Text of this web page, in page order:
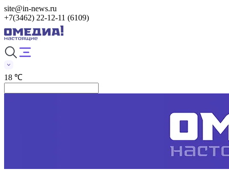
site@in-news.ru
+7(3462) 22-12-11 (6109)
18 ℃